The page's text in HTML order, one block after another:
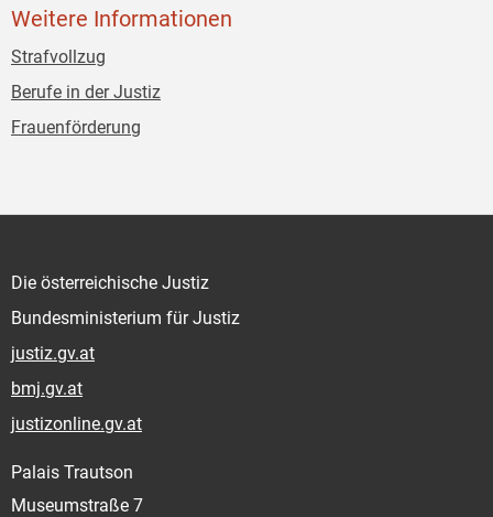
Weitere Informationen
Strafvollzug
Berufe in der Justiz
Frauenförderung
Die österreichische Justiz
Bundesministerium für Justiz
justiz.gv.at
bmj.gv.at
justizonline.gv.at
Palais Trautson
Museumstraße 7